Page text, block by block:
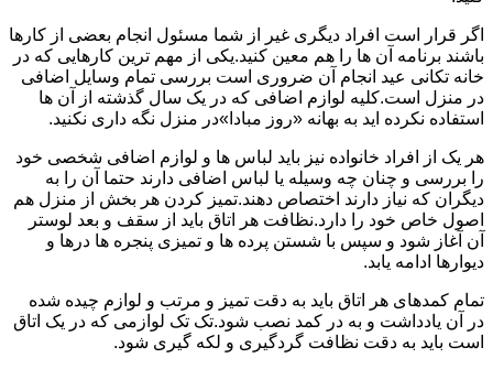
اگر قرار است افراد دیگری غیر از شما مسئول انجام بعضی از کارها
باشند برنامه آن ها را هم معین کنید.یکی از مهم ترین کارهایی که در
خانه تکانی عید انجام آن ضروری است بررسی تمام وسایل اضافی
در منزل است.کلیه لوازم اضافی که در یک سال گذشته از آن ها
استفاده نکرده اید به بهانه «روز مبادا»در منزل نگه داری نکنید.
هر یک از افراد خانواده نیز باید لباس ها و لوازم اضافی شخصی خود
را بررسی و چنان چه وسیله یا لباس اضافی دارند حتما آن را به
دیگران که نیاز دارند اختصاص دهند.تمیز کردن هر بخش از منزل هم
اصول خاص خود را دارد.نظافت هر اتاق باید از سقف و بعد لوستر
آن آغاز شود و سپس با شستن پرده ها و تمیزی پنجره ها درها و
دیوارها ادامه یابد.
تمام کمدهای هر اتاق باید به دقت تمیز و مرتب و لوازم چیده شده
در آن یادداشت و به در کمد نصب شود.تک تک لوازمی که در یک اتاق
است باید به دقت نظافت گردگیری و لکه گیری شود.